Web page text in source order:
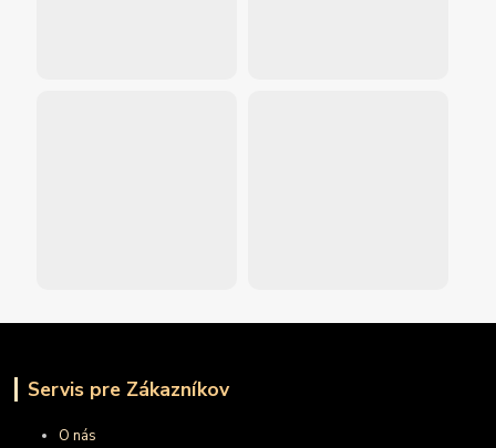
Servis pre Zákazníkov
O nás